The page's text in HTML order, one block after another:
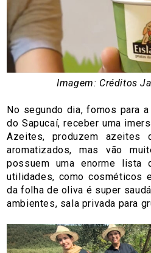
Imagem: Créditos
No segundo dia, fomos para
do Sapucaí, receber uma
Azeites, produzem azeites
aromatizados, mas vão
possuem uma enorme lista
utilidades, como cosméticos
da folha de oliva é super
ambientes, sala privada para